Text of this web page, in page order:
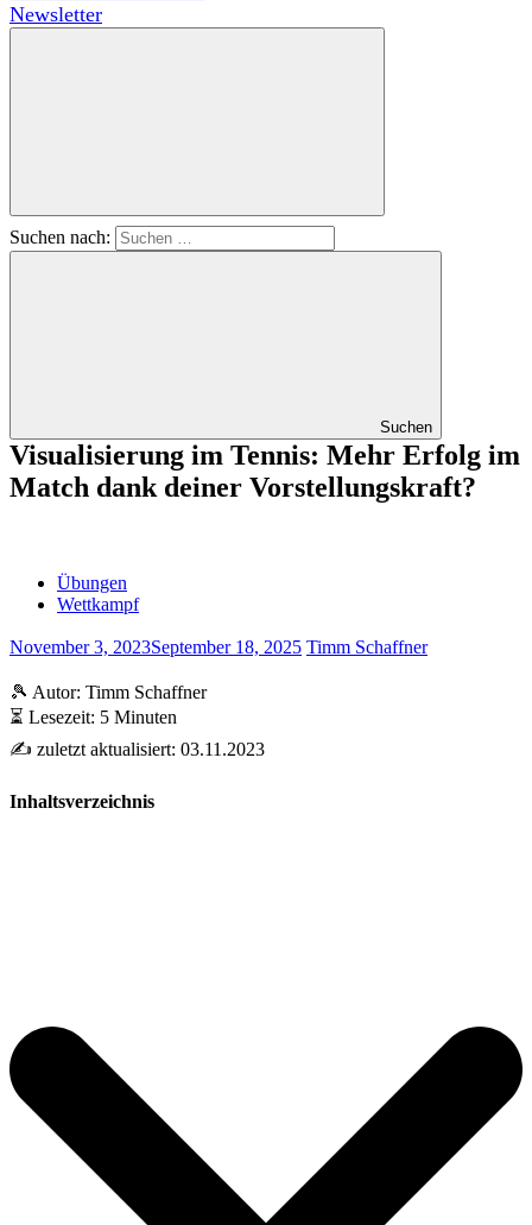
Newsletter
Suchen nach:
Suchen
Visualisierung im Tennis: Mehr Erfolg im
Match dank deiner Vorstellungskraft?
Übungen
Wettkampf
November 3, 2023September 18, 2025 Timm Schaffner
🎾 Autor: Timm Schaffner
⏳ Lesezeit: 5 Minuten
✍️ zuletzt aktualisiert: 03.11.2023
Inhaltsverzeichnis